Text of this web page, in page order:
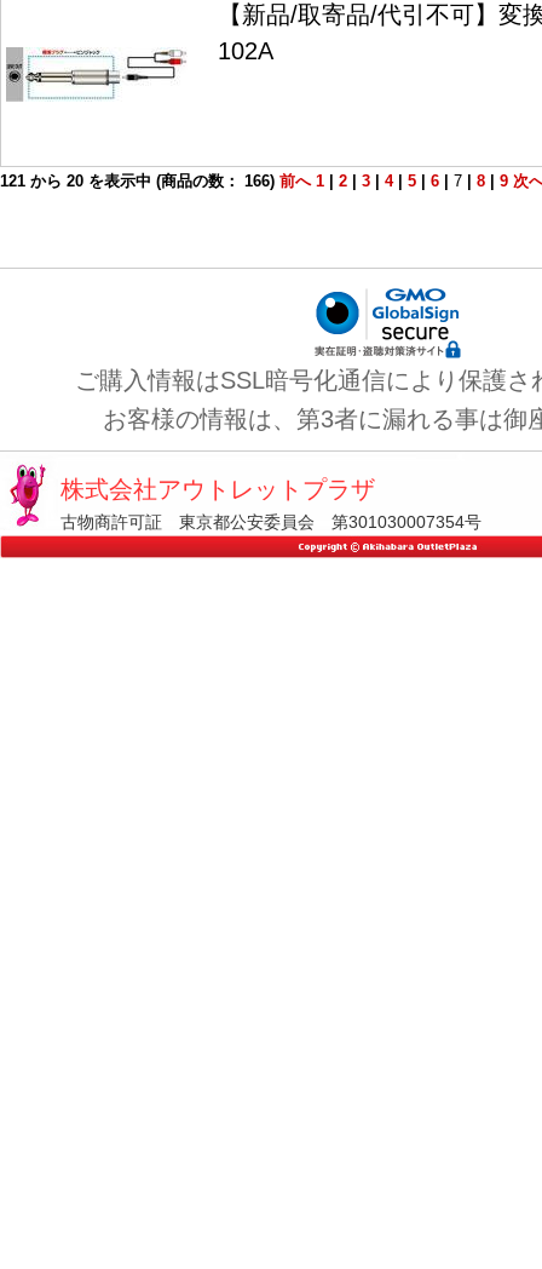
【新品/取寄品/代引不可】変
102A
121 から 20 を表示中 (商品の数： 166) 前へ 1 2 3 4| 5 6 7 8 9 次
ご購入情報はSSL暗号化通信により保護さ
お客様の情報は、第3者に漏れる事は御
株式会社アウトレットプラザ
古物商許可証 東京都公安委員会 第301030007354号